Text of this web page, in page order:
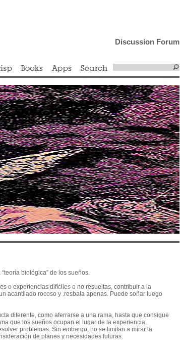
Discussion Forum
biológica” de los sueños.
o experiencias difíciles o no resueltas, contribuir a la
acantilado rocoso y .resbala apenas. Puede soñar luego
diferente, como aferrarse a una rama, hasta que consigue
que los sueños ocupan el lugar de la experiencia,
problemas. Sin embargo, no se limitan a mirar la
de planes y necesidades futuras.